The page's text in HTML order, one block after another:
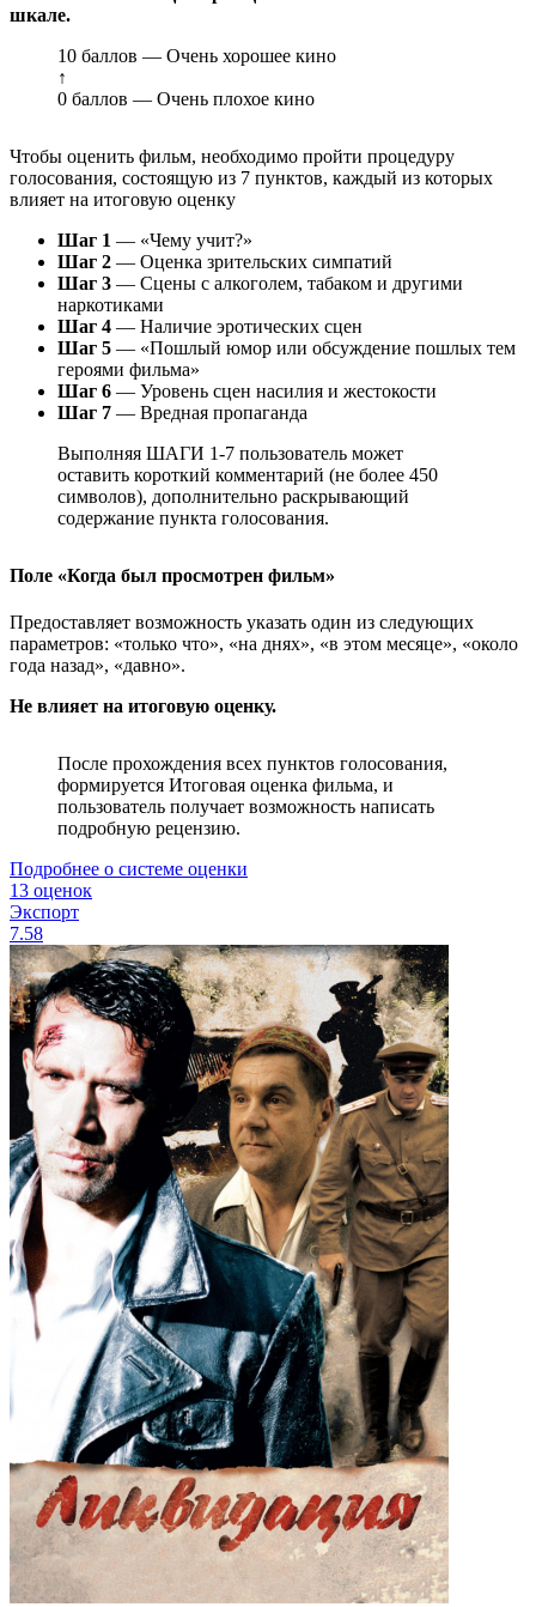
шкале.
10 баллов — Очень хорошее кино
↑
0 баллов — Очень плохое кино
Чтобы оценить фильм, необходимо пройти процедуру
голосования, состоящую из 7 пунктов, каждый из которых
влияет на итоговую оценку
Шаг 1 — «Чему учит?»
Шаг 2 — Оценка зрительских симпатий
Шаг 3 — Сцены с алкоголем, табаком и другими
наркотиками
Шаг 4 — Наличие эротических сцен
Шаг 5 — «Пошлый юмор или обсуждение пошлых тем
героями фильма»
Шаг 6 — Уровень сцен насилия и жестокости
Шаг 7 — Вредная пропаганда
Выполняя ШАГИ 1-7 пользователь может
оставить короткий комментарий (не более 450
символов), дополнительно раскрывающий
содержание пункта голосования.
Поле «Когда был просмотрен фильм»
Предоставляет возможность указать один из следующих
параметров: «только что», «на днях», «в этом месяце», «около
года назад», «давно».
Не влияет на итоговую оценку.
После прохождения всех пунктов голосования,
формируется Итоговая оценка фильма, и
пользователь получает возможность написать
подробную рецензию.
Подробнее о системе оценки
13 оценок
Экспорт
7.58